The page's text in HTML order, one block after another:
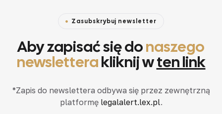
Zasubskrybuj newsletter
Aby zapisać się donaszego
newsletterakliknij wten link
*Zapis do newslettera odbywa się przez zewnętrzną
platformę legalalert.lex.pl.